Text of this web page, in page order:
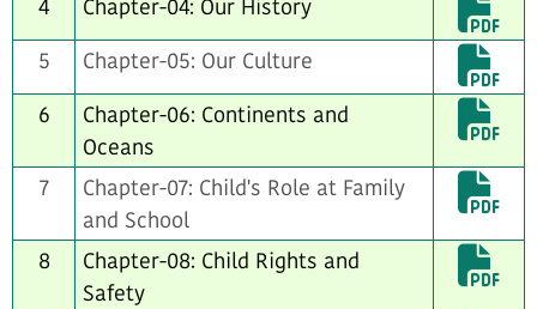
4
Chapter-04: Our History
5
Chapter-05: Our Culture
6
Chapter-06: Continents and
Oceans
7
Chapter-07: Child's Role at Family
and School
8
Chapter-08: Child Rights and
Safety